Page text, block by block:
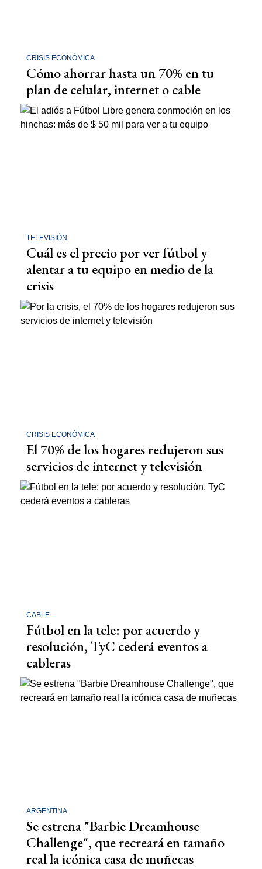
CRISIS ECONÓMICA
Cómo ahorrar hasta un 70% en tu
plan de celular, internet o cable
TELEVISIÓN
Cuál es el precio por ver fútbol y
alentar a tu equipo en medio de la
crisis
CRISIS ECONÓMICA
El 70% de los hogares redujeron sus
servicios de internet y televisión
CABLE
Fútbol en la tele: por acuerdo y
resolución, TyC cederá eventos a
cableras
ARGENTINA
Se estrena "Barbie Dreamhouse
Challenge", que recreará en tamaño
real la icónica casa de muñecas